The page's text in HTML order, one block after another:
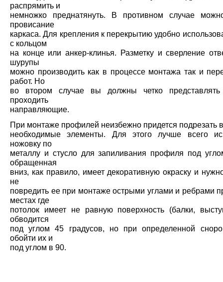
распрямить и
немножко преднатянуть. В противном случае
провисание
каркаса. Для крепления к перекрытию удобно
с кольцом
на конце или анкер-клинья. Разметку и сверление
шурупы
можно производить как в процессе монтажа так и
работ. Но
во втором случае вы должны четко представлять
проходить
направляющие.
При монтаже профилей неизбежно придется подрезать
необходимые элементы. Для этого лучше всего
ножовку по
металлу и стусло для запиливания профиля под
обращенная
вниз, как правило, имеет декоративную окраску и
не
повредить ее при монтаже острыми углами и ребрами
местах где
потолок имеет не равную поверхность (балки,
обводится
под углом 45 градусов, но при определенной
обойти их и
под углом в 90.